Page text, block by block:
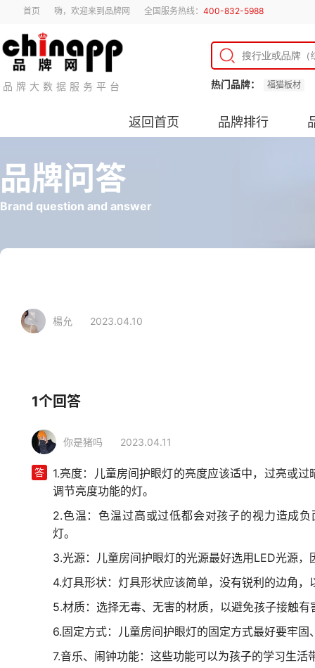
首页 嗨，欢迎来到品牌网 全国服务热线： 400-832-5988
品牌大数据服务平台 热门品牌： 福猫板材
返回首页 品牌排行
品牌问答
Brand question and answer
楊允 2023.04.10
1个回答
你是猪吗 2023.04.11
答
1.亮度：儿童房间护眼灯的亮度应该适中，过亮或
调节亮度功能的灯。
2.色温：色温过高或过低都会对孩子的视力造成
灯。
3.光源：儿童房间护眼灯的光源最好选用LED光源
4.灯具形状：灯具形状应该简单，没有锐利的边角，
5.材质：选择无毒、无害的材质，以避免孩子接触
6.固定方式：儿童房间护眼灯的固定方式最好要牢
7.音乐、闹钟功能：这些功能可以为孩子的学习生活